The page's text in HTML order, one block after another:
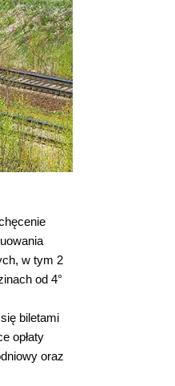
w tym 2
od 4°
biletami
opłaty
oraz